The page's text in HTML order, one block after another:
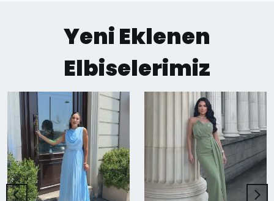
Yeni Eklenen
Elbiselerimiz